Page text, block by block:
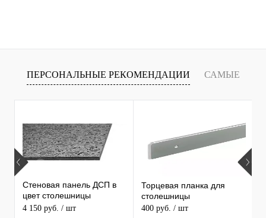
ПЕРСОНАЛЬНЫЕ РЕКОМЕНДАЦИИ САМЫЕ
ПРОДАВАЕМЫЕ ТОВАРЫ
Стеновая панель ДСП в
цвет столешницы
MAERSS
4 150 руб. / шт
Торцевая планка для
столешницы
400 руб. / шт